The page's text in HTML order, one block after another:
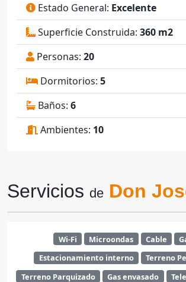
Estado General: Excelente
Superficie Construida: 360 m2
Personas: 20
Dormitorios: 5
Baños: 6
Ambientes: 10
Servicios de Don
Wi-Fi Microondas Cable
Estacionamiento interno
Terreno
Terreno Parquizado
Gas envasado